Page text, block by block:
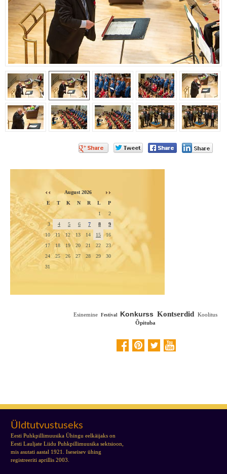
August 2026
E
T K N R L
P
1
2
3
4 5 6 7 8
9
10
11 12 13 14 15
16
17
18 19 20 21 22
23
24
25 26 27 28 29
30
31
Esinemine Festival Konkurss Kontserdid Koolitus
Õpituba
Üldtutvustuseks
Eesti Puhkpillimuusika Ühingu eelkäijaks on
Eesti Lauljate Liidu Puhkpillimuusika sektsioon,
mis asutati aastal 1921. Iseseisev ühing
registreeriti aprillis 2003.